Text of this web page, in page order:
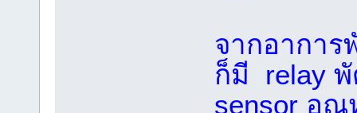
จากอากา
ก็มี relay
sensor อุ